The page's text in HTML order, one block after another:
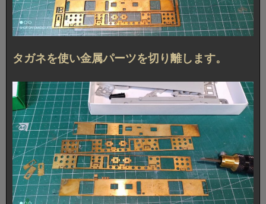
タガネを使い金属パーツを切り離します。